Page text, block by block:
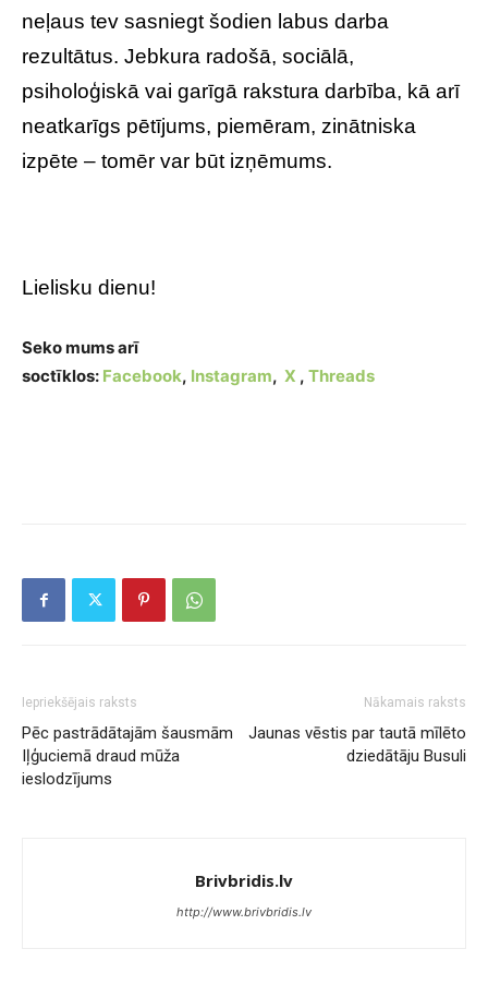
neļaus tev sasniegt šodien labus darba
rezultātus. Jebkura radošā, sociālā,
psiholoģiskā vai garīgā rakstura darbība, kā arī
neatkarīgs pētījums, piemēram, zinātniska
izpēte – tomēr var būt izņēmums.
Lielisku dienu!
Seko mums arī
soctīklos: Facebook, Instagram, X , Threads
Iepriekšējais raksts
Pēc pastrādātajām šausmām
Iļģuciemā draud mūža
ieslodzījums
Nākamais raksts
Jaunas vēstis par tautā mīlēto
dziedātāju Busuli
Brivbridis.lv
http://www.brivbridis.lv